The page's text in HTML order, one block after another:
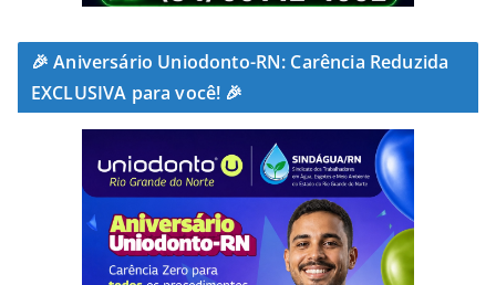
🎉 Aniversário Uniodonto-RN: Carência Reduzida
EXCLUSIVA para você! 🎉